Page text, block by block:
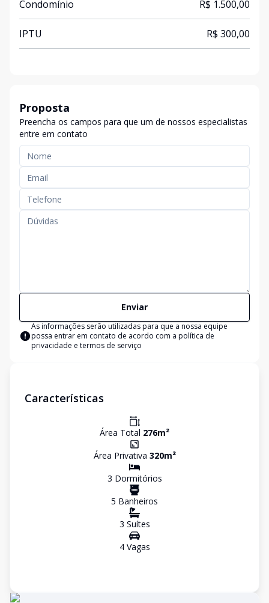
Condomínio R$ 1.500,00
IPTU R$ 300,00
Proposta
Preencha os campos para que um de nossos especialistas
entre em contato
Enviar
As informações serão utilizadas para que a nossa equipe
possa entrar em contato de acordo com a política de
privacidade e termos de serviço
Características
Área Total 276m²
Área Privativa 320m²
3 Dormitórios
5 Banheiros
3 Suítes
4Vagas